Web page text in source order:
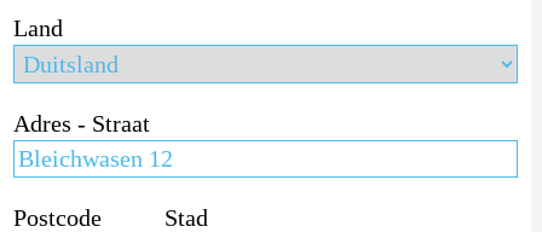
Land
Adres - Straat
Postcode Stad